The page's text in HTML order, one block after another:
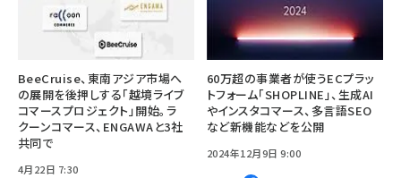
BeeCruise、東南アジア市場へ
の展開を後押しする「越境ライブ
コマースプロジェクト」開始。ラ
クーンコマース、ENGAWAと3社
共同で
4月22日 7:30
60万超の事業者が使うECプラッ
トフォーム「SHOPLINE」、生成AI
やインスタコマース、多言語SEO
など新機能などを公開
2024年12月9日 9:00